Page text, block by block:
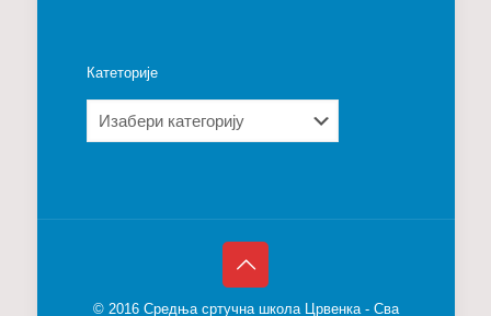
Катеторије
© 2016 Средња сртучна школа Црвенка - Сва